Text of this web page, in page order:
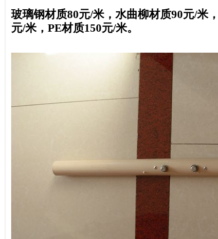
玻璃钢材质80元/米， 水曲柳材质90元/米
元/米，PE材质150元/米。